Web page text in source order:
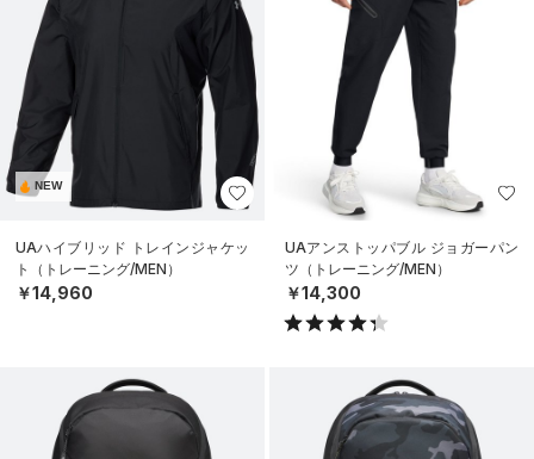
NEW
UAハイブリッド トレインジャケッ
ト（トレーニング/MEN）
￥14,960
UAアンストッパブル ジョガーパン
ツ（トレーニング/MEN）
￥14,300